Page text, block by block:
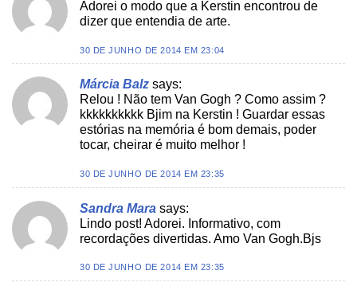
Adorei o modo que a Kerstin encontrou de
dizer que entendia de arte.
30 DE JUNHO DE 2014 EM 23:04
Márcia Balz says:
Relou ! Não tem Van Gogh ? Como assim ?
kkkkkkkkkk Bjim na Kerstin ! Guardar essas
estórias na memória é bom demais, poder
tocar, cheirar é muito melhor !
30 DE JUNHO DE 2014 EM 23:35
Sandra Mara says:
Lindo post! Adorei. Informativo, com
recordações divertidas. Amo Van Gogh.Bjs
30 DE JUNHO DE 2014 EM 23:35